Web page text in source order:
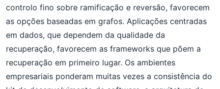
controlo fino sobre ramificação e reversão, favorecem
as opções baseadas em grafos. Aplicações centradas
em dados, que dependem da qualidade da
recuperação, favorecem as frameworks que põem a
recuperação em primeiro lugar. Os ambientes
empresariais ponderam muitas vezes a consistência do